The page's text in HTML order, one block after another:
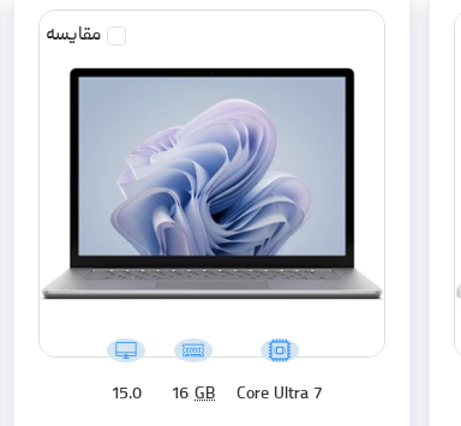
مقایسه
Core Ultra 7
16GB
15.0